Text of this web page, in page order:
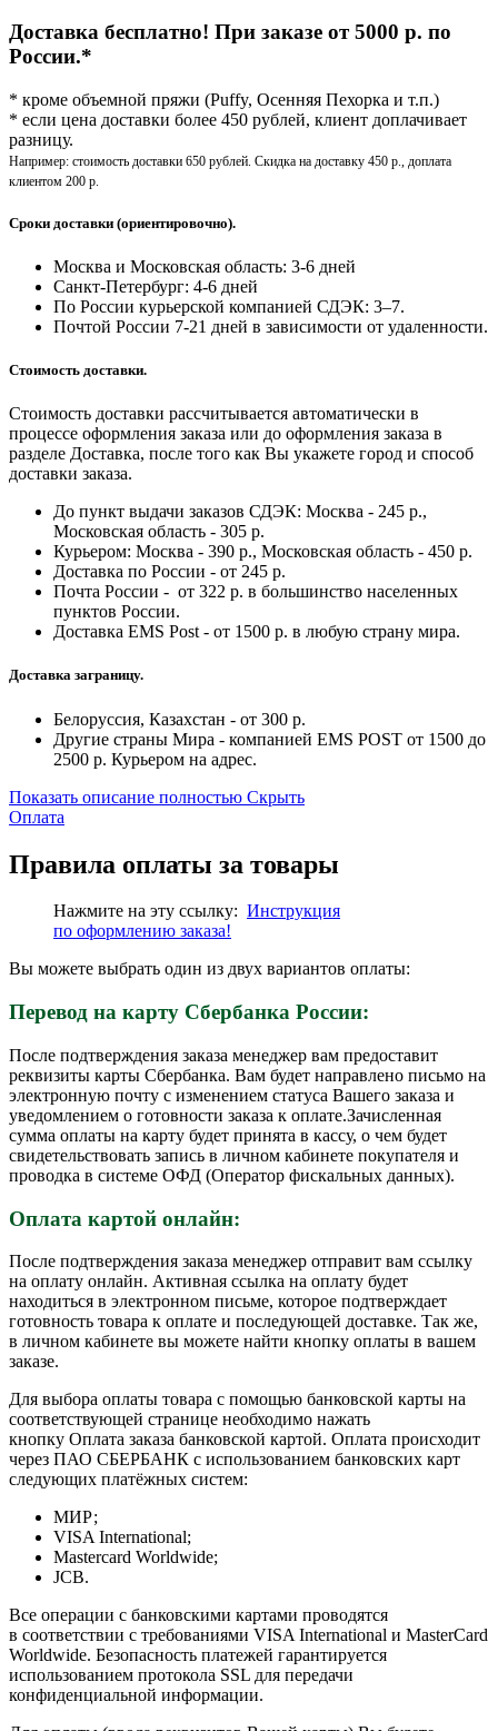
Доставка бесплатно! При заказе от 5000 р. по
России.*
* кроме объемной пряжи (Puffy, Осенняя Пехорка и т.п.)
* если цена доставки более 450 рублей, клиент доплачивает
разницу.
Например: стоимость доставки 650 рублей. Скидка на доставку 450 р., доплата
клиентом 200 р.
Сроки доставки (ориентировочно).
Москва и Московская область: 3-6 дней
Санкт-Петербург: 4-6 дней
По России курьерской компанией СДЭК: 3–7.
Почтой России 7-21 дней в зависимости от удаленности.
Стоимость доставки.
Стоимость доставки рассчитывается автоматически в
процессе оформления заказа или до оформления заказа в
разделе Доставка, после того как Вы укажете город и способ
доставки заказа.
До пункт выдачи заказов СДЭК: Москва - 245 р.,
Московская область - 305 р.
Курьером: Москва - 390 р., Московская область - 450 р.
Доставка по России - от 245 р.
Почта России - от 322 р. в большинство населенных
пунктов России.
Доставка EMS Post - от 1500 р. в любую страну мира.
Доставка заграницу.
Белоруссия, Казахстан - от 300 р.
Другие страны Мира - компанией EMS POST от 1500 до
2500 р. Курьером на адрес.
Показать описание полностью Скрыть
Оплата
Правила оплаты за товары
Нажмите на эту ссылку: Инструкция
по оформлению заказа!
Вы можете выбрать один из двух вариантов оплаты:
Перевод на карту Сбербанка России:
После подтверждения заказа менеджер вам предоставит
реквизиты карты Сбербанка. Вам будет направлено письмо на
электронную почту с изменением статуса Вашего заказа и
уведомлением о готовности заказа к оплате.Зачисленная
сумма оплаты на карту будет принята в кассу, о чем будет
свидетельствовать запись в личном кабинете покупателя и
проводка в системе ОФД (Оператор фискальных данных).
Оплата картой онлайн:
После подтверждения заказа менеджер отправит вам ссылку
на оплату онлайн. Активная ссылка на оплату будет
находиться в электронном письме, которое подтверждает
готовность товара к оплате и последующей доставке. Так же,
в личном кабинете вы можете найти кнопку оплаты в вашем
заказе.
Для выбора оплаты товара с помощью банковской карты на
соответствующей странице необходимо нажать
кнопку Оплата заказа банковской картой. Оплата происходит
через ПАО СБЕРБАНК с использованием банковских карт
следующих платёжных систем:
МИР;
VISA International;
Mastercard Worldwide;
JCB.
Все операции с банковскими картами проводятся
в соответствии с требованиями VISA International и MasterCard
Worldwide. Безопасность платежей гарантируется
использованием протокола SSL для передачи
конфиденциальной информации.